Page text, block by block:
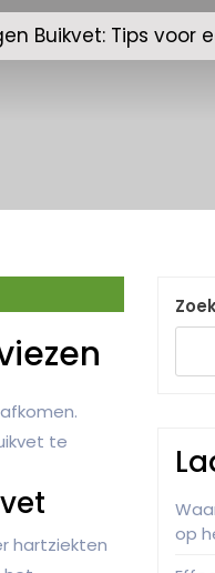
Buikvet: Tips voor
te
hartziekten
op